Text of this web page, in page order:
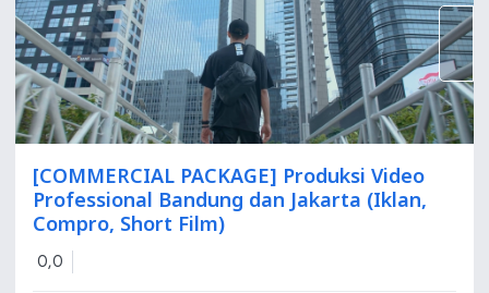
[COMMERCIAL PACKAGE] Produksi Video
Professional Bandung dan Jakarta (Iklan,
Compro, Short Film)
0,0